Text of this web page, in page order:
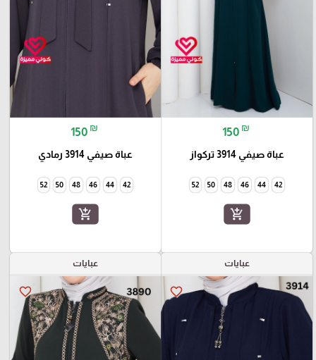
150 ₪
عباة صيفي 3914 تركواز
42
44
46
48
50
52
add_shopping_cart
150 ₪
عباة صيفي 3914 رمادي
42
44
46
48
50
52
add_shopping_cart
عبايات
favorite_border
عبايات
favorite_border